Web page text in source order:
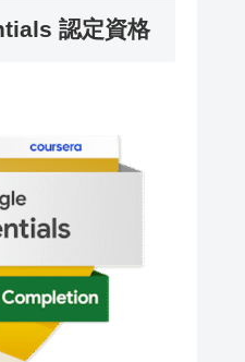
認定資格